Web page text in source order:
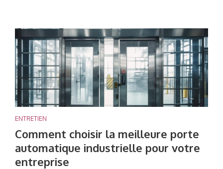
ENTRETIEN
Comment choisir la meilleure porte
automatique industrielle pour votre
entreprise